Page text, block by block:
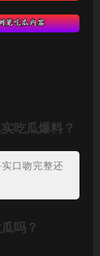
吃瓜爆料？
口吻完整还
吗？